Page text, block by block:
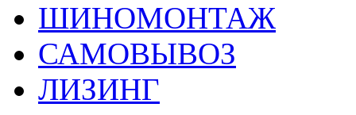
ШИНОМОНТАЖ
САМОВЫВОЗ
ЛИЗИНГ